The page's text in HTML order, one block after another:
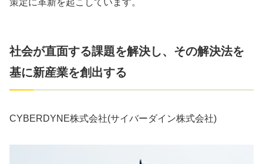
策定に革新を起こしています。
社会が直面する課題を解決し、その解決法を
基に新産業を創出する
CYBERDYNE株式会社(サイバーダイン株式会社)